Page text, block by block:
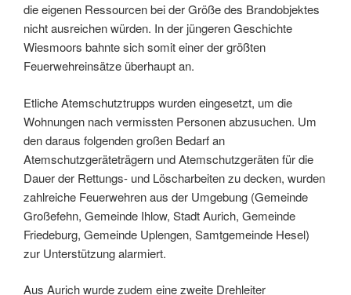
die eigenen Ressourcen bei der Größe des Brandobjektes
nicht ausreichen würden. In der jüngeren Geschichte
Wiesmoors bahnte sich somit einer der größten
Feuerwehreinsätze überhaupt an.
Etliche Atemschutztrupps wurden eingesetzt, um die
Wohnungen nach vermissten Personen abzusuchen. Um
den daraus folgenden großen Bedarf an
Atemschutzgeräteträgern und Atemschutzgeräten für die
Dauer der Rettungs- und Löscharbeiten zu decken, wurden
zahlreiche Feuerwehren aus der Umgebung (Gemeinde
Großefehn, Gemeinde Ihlow, Stadt Aurich, Gemeinde
Friedeburg, Gemeinde Uplengen, Samtgemeinde Hesel)
zur Unterstützung alarmiert.
Aus Aurich wurde zudem eine zweite Drehleiter